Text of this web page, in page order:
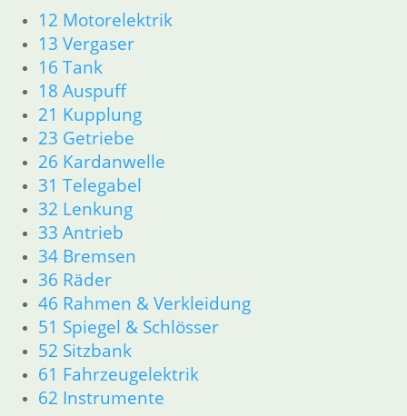
12 Motorelektrik
13 Vergaser
16 Tank
18 Auspuff
21 Kupplung
23 Getriebe
26 Kardanwelle
31 Telegabel
32 Lenkung
33 Antrieb
34 Bremsen
36 Räder
46 Rahmen & Verkleidung
51 Spiegel & Schlösser
52 Sitzbank
61 Fahrzeugelektrik
62 Instrumente
51 Spiegel & Schlösser
52 Sitzbank
61 Fahrzeugelektrik
62 Instrumente
63 Scheinwerfer
R60/6 – R90/S
11 Motor
Dichtungen
Kolben/Kolbenringe
Zylinderkopf
12 Motorelektrik
13 Vergaser
16 Tank
18 Auspuff
21 Kupplung
23 Getriebe
26 Kardanwelle
31 Telegabel
32 Lenkung
33 Antrieb